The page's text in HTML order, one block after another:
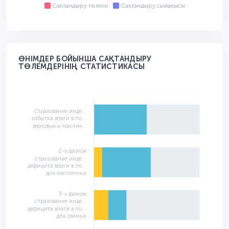
Сақтандыру төлемі Сақтандыру сыйақысы
ӨНІМДЕР БОЙЫНША САҚТАНДЫРУ
ТӨЛЕМДЕРІНІҢ СТАТИСТИКАСЫ
Страхование инде...
избытка влаги в по...
зерновые и маслич...
2-х фазное
страхование инде...
дефицита влаги в по...
для масличных
3-х фазное
страхование инде...
дефицита влаги в по...
для озимых